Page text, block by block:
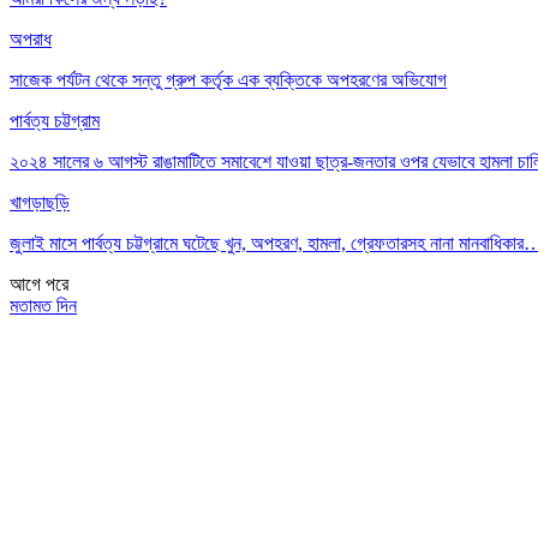
অপরাধ
সাজেক পর্যটন থেকে সন্তু গ্রুপ কর্তৃক এক ব্যক্তিকে অপহরণের অভিযোগ
পার্বত্য চট্টগ্রাম
২০২৪ সালের ৬ আগস্ট রাঙামাটিতে সমাবেশে যাওয়া ছাত্র-জনতার ওপর যেভাবে হামলা
খাগড়াছড়ি
জুলাই মাসে পার্বত্য চট্টগ্রামে ঘটেছে খুন, অপহরণ, হামলা, গ্রেফতারসহ নানা
আগে পরে
মতামত দিন